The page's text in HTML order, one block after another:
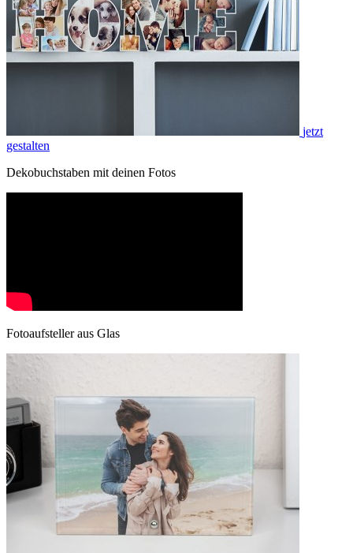
jetzt
gestalten
Dekobuchstaben mit deinen Fotos
Fotoaufsteller aus Glas